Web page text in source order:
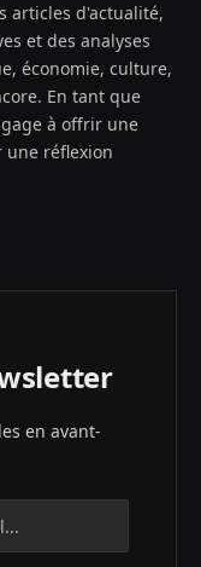
articles d'actualité,
et des analyses
économie, culture,
En tant que
à offrir une
réflexion
en avant-